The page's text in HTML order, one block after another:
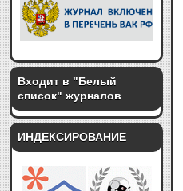
Входит в "Белый
список" журналов
ИНДЕКСИРОВАНИЕ